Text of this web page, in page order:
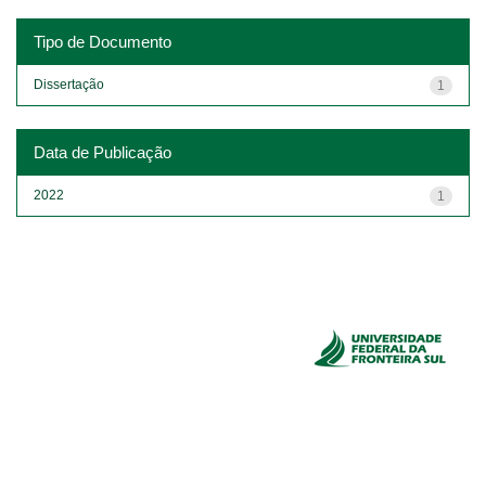
Tipo de Documento
1
Dissertação
Data de Publicação
1
2022